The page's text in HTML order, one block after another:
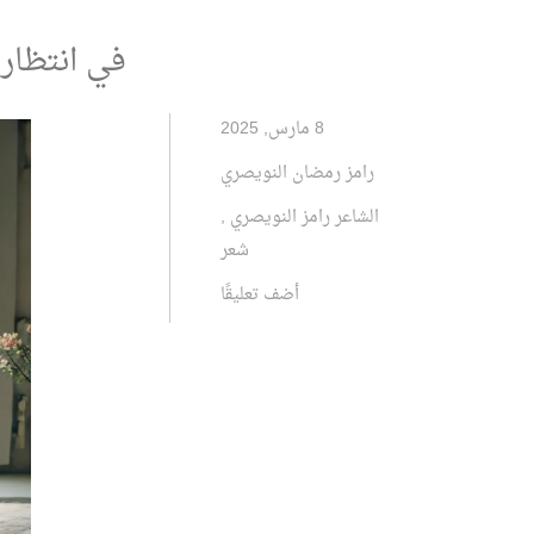
في
8 مارس, 2025
رامز رمضان النويصري
الشاعر رامز النويصري ,
شعر
أضف تعليقًا